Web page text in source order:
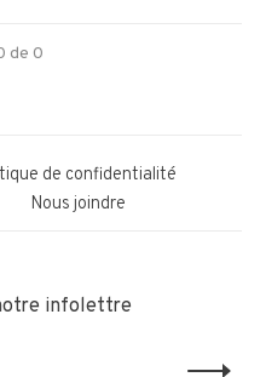
de 0
de confidentialité
Nous joindre
infolettre